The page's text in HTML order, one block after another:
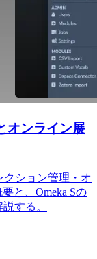
オンライン展
クション管理・オ
と、Omeka Sの
する。